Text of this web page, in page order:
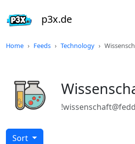
p3x.de
Home Feeds Technology
Sort